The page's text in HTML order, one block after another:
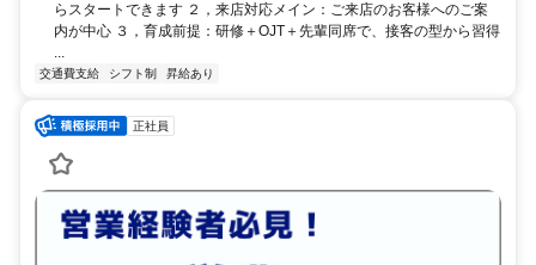
らスタートできます ２，来店対応メイン：ご来店のお客様へのご案
内が中心 ３，育成前提：研修＋OJT＋先輩同席で、接客の型から習得
...
交通費支給 シフト制 昇給あり
正社員